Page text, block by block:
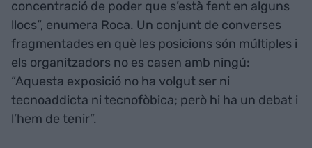
concentració de poder que s’està fent en alguns
llocs”, enumera Roca. Un conjunt de converses
fragmentades en què les posicions són múltiples i
els organitzadors no es casen amb ningú:
“Aquesta exposició no ha volgut ser ni
tecnoaddicta ni tecnofòbica; però hi ha un debat i
l’hem de tenir”.